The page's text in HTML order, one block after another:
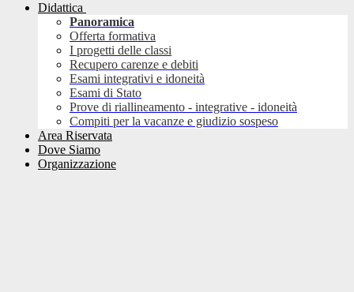
Didattica
Panoramica
Offerta formativa
I progetti delle classi
Recupero carenze e debiti
Esami integrativi e idoneità
Esami di Stato
Prove di riallineamento - integrative - idoneità
Compiti per la vacanze e giudizio sospeso
Area Riservata
Dove Siamo
Organizzazione